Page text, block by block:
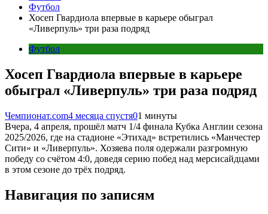
Футбол
Хосеп Гвардиола впервые в карьере обыграл
«Ливерпуль» три раза подряд
Футбол
Хосеп Гвардиола впервые в карьере
обыграл «Ливерпуль» три раза подряд
Чемпионат.com4 месяца спустя01 минуты
Вчера, 4 апреля, прошёл матч 1/4 финала Кубка Англии сезона
2025/2026, где на стадионе «Этихад» встретились «Манчестер
Сити» и «Ливерпуль». Хозяева поля одержали разгромную
победу со счётом 4:0, доведя серию побед над мерсисайдцами
в этом сезоне до трёх подряд.
Навигация по записям